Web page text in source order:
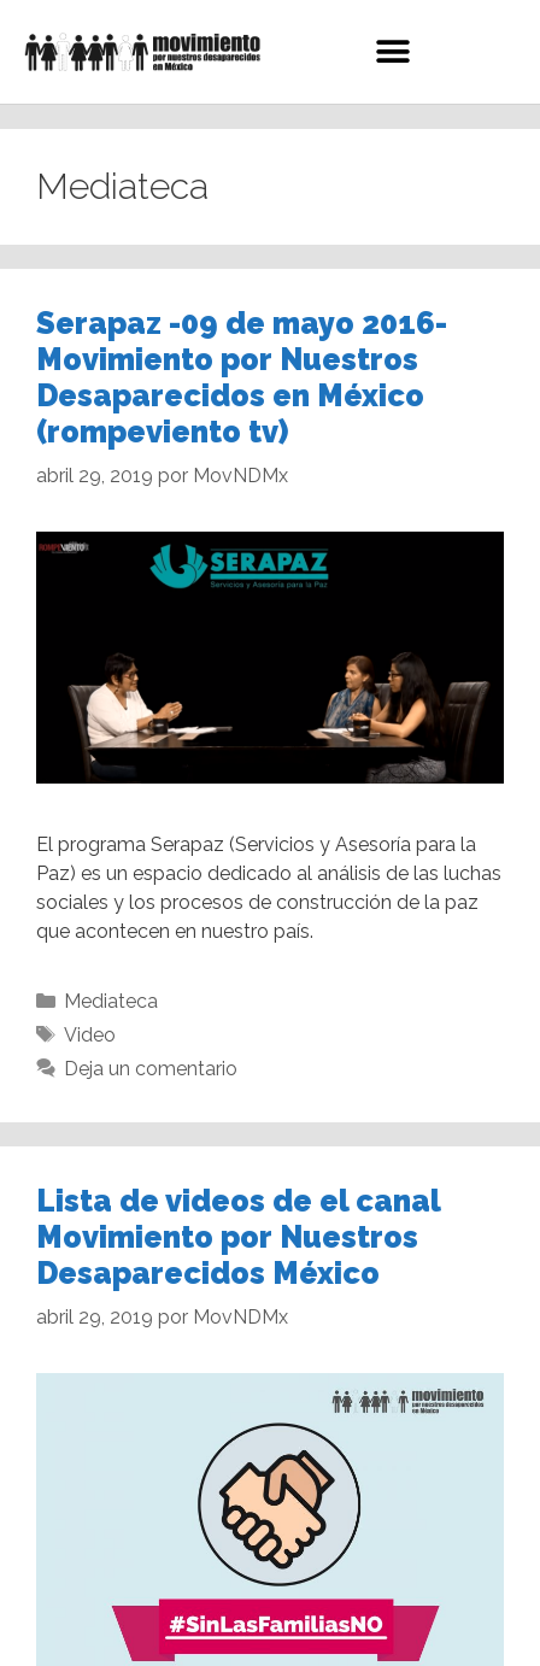
Mediateca
Serapaz -09 de mayo 2016-
Movimiento por Nuestros
Desaparecidos en México
(rompeviento tv)
abril 29, 2019 por MovNDMx
El programa Serapaz (Servicios y Asesoría para la
Paz) es un espacio dedicado al análisis de las luchas
sociales y los procesos de construcción de la paz
que acontecen en nuestro país.
Mediateca
Video
Deja un comentario
Lista de videos de el canal
Movimiento por Nuestros
Desaparecidos México
abril 29, 2019 por MovNDMx